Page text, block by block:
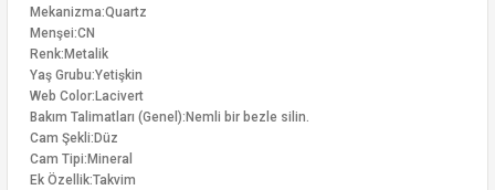
Mekanizma:Quartz
Menşei:CN
Renk:Metalik
Yaş Grubu:Yetişkin
Web Color:Lacivert
Bakım Talimatları (Genel):Nemli bir bezle silin.
Cam Şekli:Düz
Cam Tipi:Mineral
Ek Özellik:Takvim